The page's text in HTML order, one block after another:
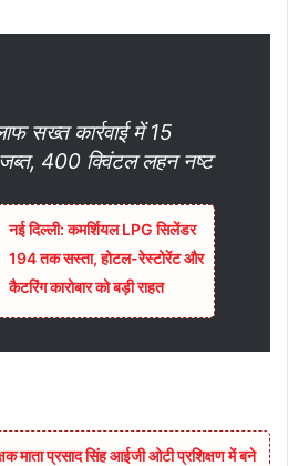
सख्त कार्रवाई में 15
जब्त, 400 क्विंटल लहन नष्ट
नई दिल्ली: कमर्शियल LPG सिलेंडर
194 तक सस्ता, होटल-रेस्टोरेंट और
कैटरिंग कारोबार को बड़ी राहत
माता प्रसाद सिंह आईजी ओटी प्रशिक्षण में बने